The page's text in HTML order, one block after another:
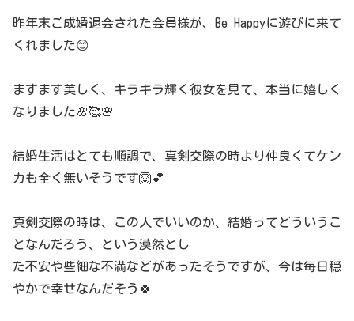
昨年末ご成婚退会された会員様が、Be Happyに遊びに来て
くれました😊
ますます美しく、キラキラ輝く彼女を見て、本当に嬉しく
なりました🌸🥰🌸
結婚生活はとても順調で、真剣交際の時より仲良くてケン
カも全く無いそうです🙆💕
真剣交際の時は、この人でいいのか、結婚ってどういうこ
となんだろう、という漠然とし
た不安や些細な不満などがあったそうですが、今は毎日穏
やかで幸せなんだそう🍀